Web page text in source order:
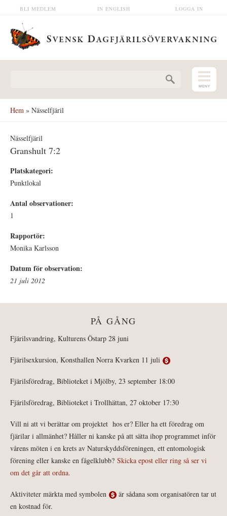
Hoppa till huvudinnehåll LOGGA IN
IN ENGLISH
BLI MEDLEM
Hem » Nässelfjäril
Nässelfjäril
Granshult 7:2
Platskategori:
Punktlokal
Antal observationer:
1
Rapportör:
Monika Karlsson
Datum för observation:
21 juli 2012
PÅ GÅNG
Fjärilsvandring, Kulturens Östarp 28 juni
Fjärilsexkursion, Konsthallen Norra Kvarken 11 juli
Fjärilsföredrag, Biblioteket i Mjölby, 23 september 18:00
Fjärilsföredrag, Biblioteket i Trollhättan, 27 oktober 17:30
Vill ni att vi berättar om projektet hos er? Eller ha ett föredrag om
fjärilar i allmänhet? Håller ni kanske på att sätta ihop programmet inför
vårens möten i en krets av Naturskyddsföreningen, ett entomologisk
förening eller kanske en fågelklubb? Skicka epost eller ring så ser vi
om det går att ordna.
Aktiviteter märkta med symbolen
är sådana som organisatören tar ut
en kostnad för.